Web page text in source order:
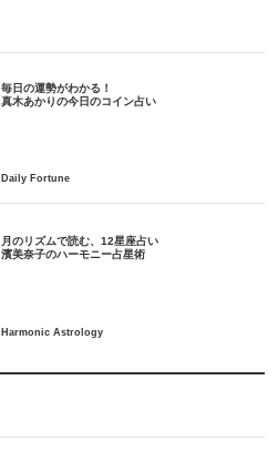
毎日の運勢がわかる！
月のリズムで読む、12星座占い